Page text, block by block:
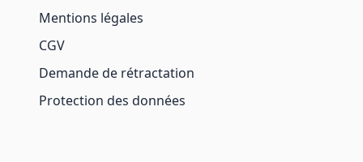
Mentions légales
CGV
Demande de rétractation
Protection des données